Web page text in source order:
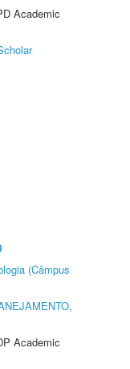
Academic
(Câmpus
Academic